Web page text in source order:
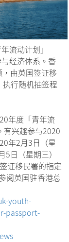
流动计划」
经济体系。香
由英国签证移
执行随机抽签程
年度「青年流
有兴趣参与2020
年2月3日（星
日（星期三）
证移民署的指定
阅英国驻香港总
youth-
passport-